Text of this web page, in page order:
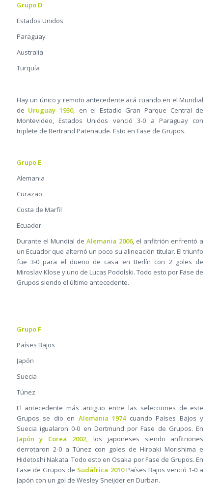
Grupo D
Estados Unidos
Paraguay
Australia
Turquía
Hay un único y remoto antecedente acá cuando en el Mundial
de Uruguay 1930,
en el Estadio Gran Parque Central de
Montevideo, Estados Unidos venció 3-0 a Paraguay con
triplete de Bertrand Patenaude. Esto en Fase de Grupos.
Grupo E
Alemania
Curazao
Costa de Marfil
Ecuador
Durante el Mundial de Alemania 2006, el anfitrión enfrentó a
un Ecuador que alternó un poco su alineación titular. El triunfo
fue 3-0 para el dueño de casa en Berlín con 2 goles de
Miroslav Klose y uno de Lucas Podolski. Todo esto por Fase de
Grupos siendo el último antecedente.
Grupo F
Países Bajos
Japón
Suecia
Túnez
El antecedente más antiguo entre las selecciones de este
Grupos se dio en Alemania 1974cuando Países Bajos y
Suecia igualaron 0-0 en Dortmund por Fase de Grupos. En
Japón y Corea 2002, los japoneses siendo anfitriones
derrotaron 2-0 a Túnez con goles de Hiroaki Morishima e
Hidetoshi Nakata. Todo esto en Osaka por Fase de Grupos. En
Fase de Grupos de Sudáfrica 2010Países Bajos venció 1-0 a
Japón con un gol de Wesley Sneijder en Durban.